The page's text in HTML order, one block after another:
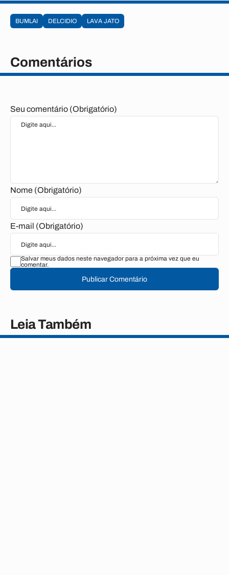
BUMLAI DELCIDIO LAVA JATO
Comentários
Seu comentário (Obrigatório)
Nome (Obrigatório)
E-mail (Obrigatório)
Salvar meus dados neste navegador para a próxima vez que eu
comentar.
Publicar Comentário
Leia Também